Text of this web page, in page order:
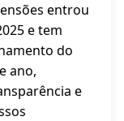
entrou
e tem
do
ano,
e